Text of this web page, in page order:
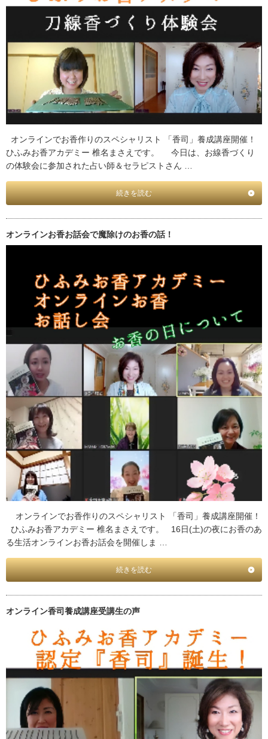
オンラインでお香作りのスペシャリスト 「香司」養成講座開催！
ひふみお香アカデミー 椎名まさえです。 今日は、お線香づくり
の体験会に参加された占い師＆セラピストさん …
続きを読む
オンラインお香お話会で魔除けのお香の話！
オンラインでお香作りのスペシャリスト 「香司」養成講座開催！
ひふみお香アカデミー 椎名まさえです。 16日(土)の夜にお香のあ
る生活オンラインお香お話会を開催しま …
続きを読む
オンライン香司養成講座受講生の声